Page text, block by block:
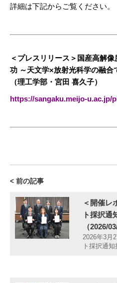
詳細は下記からご覧ください。
＜プレスリリース＞国産高解
功 ～天文学×放射光科学の融合
（理工学部・宮田 喜久子）
https://sangaku.meijo-u.ac.jp/
< 前の記事
＜開催レ
ト採択通
（2026/
2026年3月
ト採択通知